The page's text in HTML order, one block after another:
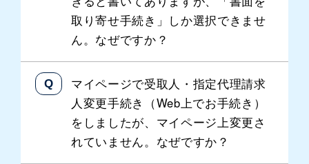
取り寄せ手続き」しか選択できませ
ん。なぜですか？
マイページで受取人・指定代理請求
人変更手続き（Web上でお手続き）
をしましたが、マイページ上変更さ
れていません。なぜですか？